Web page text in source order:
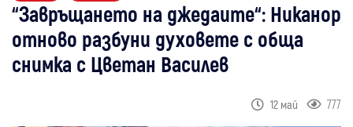
“Завръщането на джедаите“: Никанор
отново разбуни духовете с обща
снимка с Цветан Василев
12 май 777